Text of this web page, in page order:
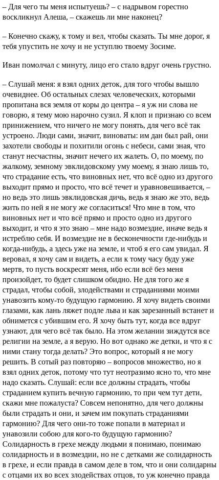
– Для чего ты меня испытуешь? – с надрывом горестно
воскликнул Алеша, – скажешь ли мне наконец?
– Конечно скажу, к тому и вел, чтобы сказать. Ты мне дорог, я
тебя упустить не хочу и не уступлю твоему Зосиме.
Иван помолчал с минуту, лицо его стало вдруг очень грустно.
– Слушай меня: я взял одних деток, для того чтобы вышло
очевиднее. Об остальных слезах человеческих, которыми
пропитана вся земля от коры до центра – я уж ни слова не
говорю, я тему мою нарочно сузил. Я клоп и признаю со всем
принижением, что ничего не могу понять, для чего всё так
устроено. Люди сами, значит, виноваты: им дан был рай, они
захотели свободы и похитили огонь с небеси, сами зная, что
станут несчастны, значит нечего их жалеть. О, по моему, по
жалкому, земному эвклидовскому уму моему, я знаю лишь то,
что страдание есть, что виновных нет, что всё одно из другого
выходит прямо и просто, что всё течет и уравновешивается, –
но ведь это лишь эвклидовская дичь, ведь я знаю же это, ведь
жить по ней я не могу же согласиться! Что мне в том, что
виновных нет и что всё прямо и просто одно из другого
выходит, и что я это знаю – мне надо возмездие, иначе ведь я
истреблю себя. И возмездие не в бесконечности где-нибудь и
когда-нибудь, а здесь уже на земле, и чтоб я его сам увидал. Я
веровал, я хочу сам и видеть, а если к тому часу буду уже
мертв, то пусть воскресят меня, ибо если всё без меня
произойдет, то будет слишком обидно. Не для того же я
страдал, чтобы собой, злодействами и страданиями моими
унавозить кому-то будущую гармонию. Я хочу видеть своими
глазами, как лань ляжет подле льва и как зарезанный встанет и
обнимется с убившим его. Я хочу быть тут, когда все вдруг
узнают, для чего всё так было. На этом желании зиждутся все
религии на земле, а я верую. Но вот однако же детки, и что я с
ними стану тогда делать? Это вопрос, который я не могу
решить. В сотый раз повторяю – вопросов множество, но я
взял одних деток, потому что тут неотразимо ясно то, что мне
надо сказать. Слушай: если все должны страдать, чтобы
страданием купить вечную гармонию, то при чем тут дети,
скажи мне пожалуста? Совсем непонятно, для чего должны
были страдать и они, и зачем им покупать страданиями
гармонию? Для чего они-то тоже попали в материал и
унавозили собою для кого-то будущую гармонию?
Солидарность в грехе между людьми я понимаю, понимаю
солидарность и в возмездии, но не с детками же солидарность
в грехе, и если правда в самом деле в том, что и они солидарны
с отцами их во всех злодействах отцов, то уж конечно правда